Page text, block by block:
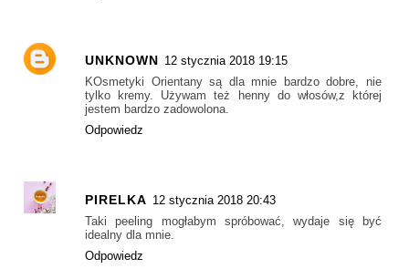
UNKNOWN 12 stycznia 2018 19:15
KOsmetyki Orientany są dla mnie bardzo dobre, nie
tylko kremy. Używam też henny do włosów,z której
jestem bardzo zadowolona.
Odpowiedz
PIRELKA 12 stycznia 2018 20:43
Taki peeling mogłabym spróbować, wydaje się być
idealny dla mnie.
Odpowiedz